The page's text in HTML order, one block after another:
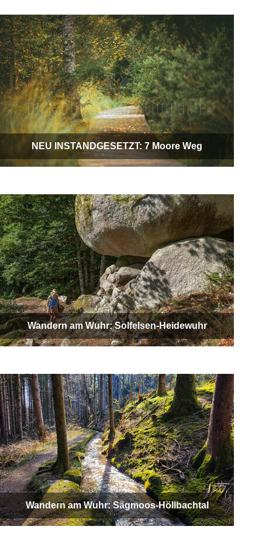
NEU INSTANDGESETZT: 7 Moore Weg
Wandern am Wuhr: Solfelsen-Heidewuhr
Wandern am Wuhr: Sägmoos-Höllbachtal